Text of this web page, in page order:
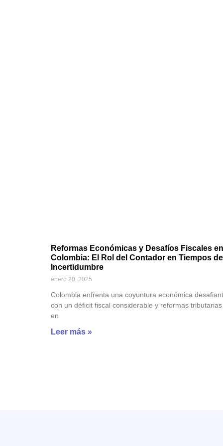
Reformas Económicas y Desafíos Fiscales en
Colombia: El Rol del Contador en Tiempos de
Incertidumbre
enero 20, 2025
Colombia enfrenta una coyuntura económica
con un déficit fiscal considerable y reformas tributarias
en
Leer más »